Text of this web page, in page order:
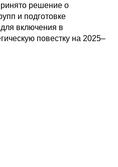
решение о
и подготовке
включения в
повестку на 2025–